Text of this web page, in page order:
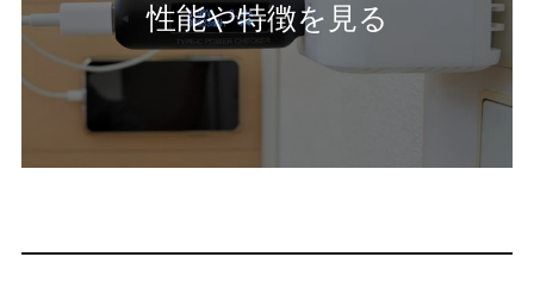
性能や特徴を見る